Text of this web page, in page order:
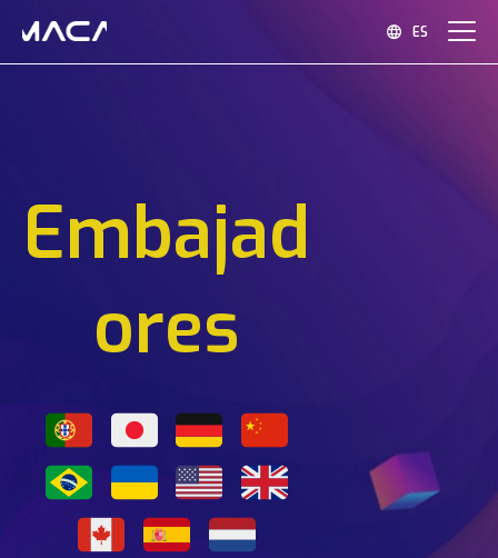
ES
FOMENTAR
PATROCINAR
DESTINATARIOS
SOBRE NOSOTROS
EXPERIENCIAS
RESERVAS ANTICIPADAS
PT-PT
Embajad
ores